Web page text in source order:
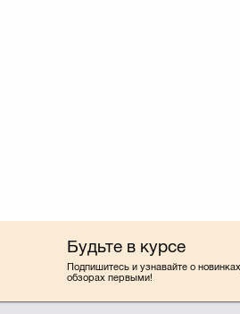
Будьте в курсе
Подпишитесь и узнавайте о
обзорах первыми!